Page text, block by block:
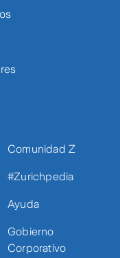
Comunidad Z
#Zurichpedia
Ayuda
Gobierno
Corporativo